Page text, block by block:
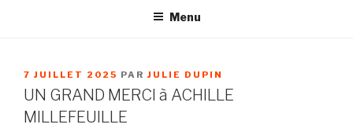
Menu
PUBLIÉ
LE
7 JUILLET 2025 PAR JULIE DUPIN
UN GRAND MERCI à ACHILLE
MILLEFEUILLE